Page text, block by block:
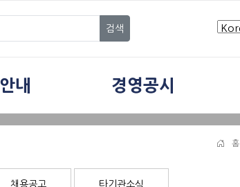
검색
내 경영공시
홈
채용공고 타기관소식